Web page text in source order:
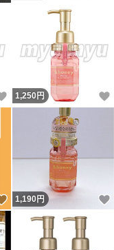
いいね！
1,250 円
いいね！
1,190円